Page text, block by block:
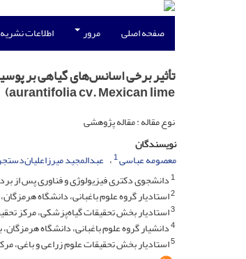
صفحه اصلی مرور اطلاعات نشریه
aurantifolia cv. Mexican lime)
نوع مقاله : مقاله پژوهشی
نویسندگان
معصومه عباسی1 عبدالمجید‌
1دانشجوی دکتری فیزیولوژی و فناوری پس از
2استادیار گروه علوم باغبانی، دانشگاه
3استادیار بخش تحقیقات گیاه‌پزشکی، مرکز
4دانشیار گروه علوم باغبانی، دانشگاه
5استادیار بخش تحقیقات علوم زراعی و باغی،